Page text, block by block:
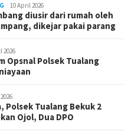
10 April 2026
diusir dari rumah oleh
dikejar pakai parang
2026
Opsnal Polsek Tualang
Polsek Tualang Bekuk 2
Ojol, Dua DPO